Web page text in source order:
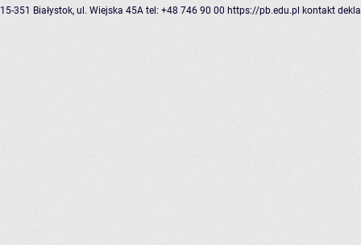
15-351 Białystok, ul. Wiejska 45A tel: +48 746 90 00 https://pb.edu.pl kontakt